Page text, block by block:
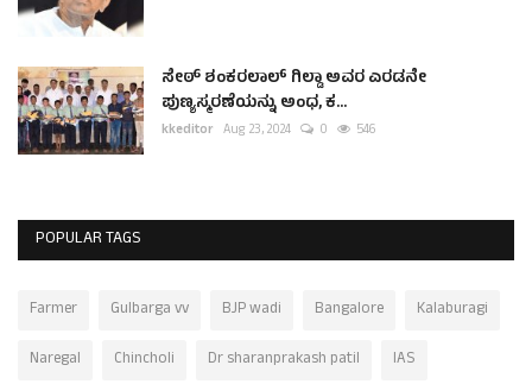
ಸೇಠ್ ಶಂಕರಲಾಲ್ ಗಿಲ್ಡಾ ಅವರ ಎರಡನೇ
ಪುಣ್ಯಸ್ಮರಣೆಯನ್ನು ಅಂಧ, ಕ...
kkeditor Aug 23, 2024 0 546
POPULAR TAGS
Farmer Gulbarga vv BJP wadi Bangalore
Kalaburagi
Naregal
Chincholi Dr sharanprakash patil
IAS